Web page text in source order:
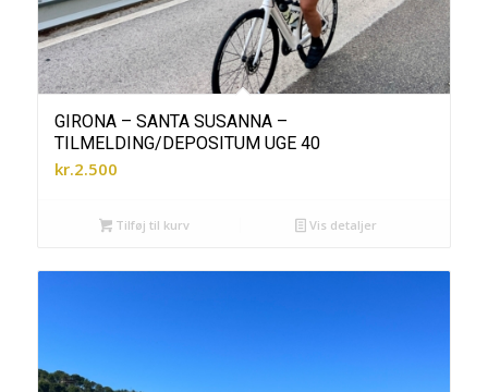
GIRONA – SANTA SUSANNA –
TILMELDING/DEPOSITUM UGE 40
kr.2.500
Tilføj til kurv Vis detaljer